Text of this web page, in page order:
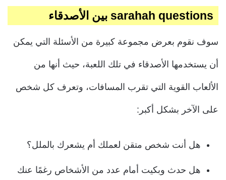
sarahah questions بين الأصدقاء
سوف نقوم بعرض مجموعة كبيرة من الأسئلة التي يمكن
أن يستخدمها الأصدقاء في تلك اللعبة، حيث أنها من
الألعاب القوية التي تقرب المسافات، وتعرف كل شخص
على الآخر بشكل أكبر:
هل أنت شخص متقن لعملك أم يشعرك بالملل؟
هل حدث وبكيت أمام عدد من الأشخاص رغمًا عنك